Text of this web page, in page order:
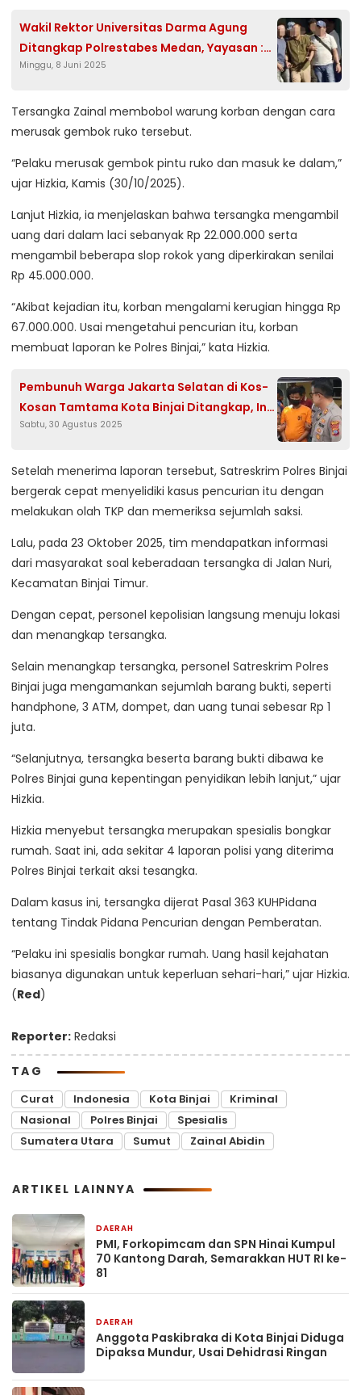
Wakil Rektor Universitas Darma Agung
Ditangkap Polrestabes Medan, Yayasan :
Bentuk Kriminalisasi
Minggu, 8 Juni 2025
Tersangka Zainal membobol warung korban dengan cara
merusak gembok ruko tersebut.
“Pelaku merusak gembok pintu ruko dan masuk ke dalam,”
ujar Hizkia, Kamis (30/10/2025).
Lanjut Hizkia, ia menjelaskan bahwa tersangka mengambil
uang dari dalam laci sebanyak Rp 22.000.000 serta
mengambil beberapa slop rokok yang diperkirakan senilai
Rp 45.000.000.
“Akibat kejadian itu, korban mengalami kerugian hingga Rp
67.000.000. Usai mengetahui pencurian itu, korban
membuat laporan ke Polres Binjai,” kata Hizkia.
Pembunuh Warga Jakarta Selatan di Kos-
Kosan Tamtama Kota Binjai Ditangkap, Ini
Motifnya
Sabtu, 30 Agustus 2025
Setelah menerima laporan tersebut, Satreskrim Polres Binjai
bergerak cepat menyelidiki kasus pencurian itu dengan
melakukan olah TKP dan memeriksa sejumlah saksi.
Lalu, pada 23 Oktober 2025, tim mendapatkan informasi
dari masyarakat soal keberadaan tersangka di Jalan Nuri,
Kecamatan Binjai Timur.
Dengan cepat, personel kepolisian langsung menuju lokasi
dan menangkap tersangka.
Selain menangkap tersangka, personel Satreskrim Polres
Binjai juga mengamankan sejumlah barang bukti, seperti
handphone, 3 ATM, dompet, dan uang tunai sebesar Rp 1
juta.
“Selanjutnya, tersangka beserta barang bukti dibawa ke
Polres Binjai guna kepentingan penyidikan lebih lanjut,” ujar
Hizkia.
Hizkia menyebut tersangka merupakan spesialis bongkar
rumah. Saat ini, ada sekitar 4 laporan polisi yang diterima
Polres Binjai terkait aksi tesangka.
Dalam kasus ini, tersangka dijerat Pasal 363 KUHPidana
tentang Tindak Pidana Pencurian dengan Pemberatan.
“Pelaku ini spesialis bongkar rumah. Uang hasil kejahatan
biasanya digunakan untuk keperluan sehari-hari,” ujar Hizkia.
(Red)
Reporter: Redaksi
TAG
Curat Indonesia Kota Binjai
Kriminal
Nasional
Polres Binjai
Spesialis
Sumatera Utara
Sumut Zainal Abidin
ARTIKEL LAINNYA
DAERAH
PMI, Forkopimcam dan SPN Hinai Kumpul
70 Kantong Darah, Semarakkan HUT RI ke-
81
DAERAH
Anggota Paskibraka di Kota Binjai Diduga
Dipaksa Mundur, Usai Dehidrasi Ringan